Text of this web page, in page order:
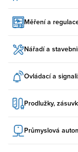
Měření a
Nářadí a
Ovládací a
Prodlužky,
Průmyslová